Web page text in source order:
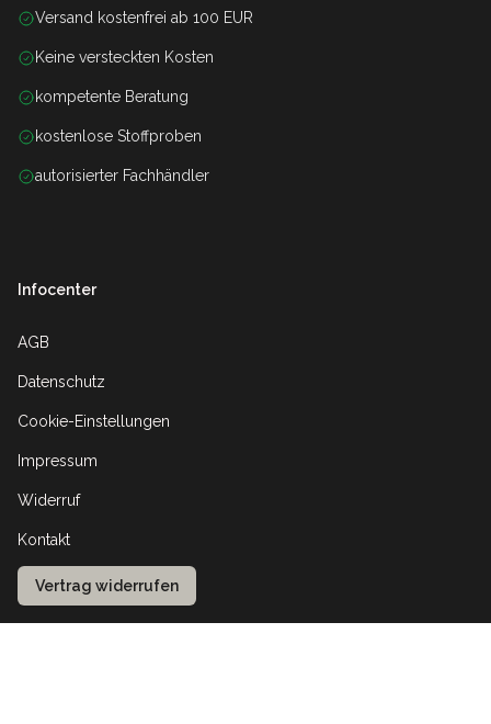
Versand kostenfrei ab 100 EUR
Keine versteckten Kosten
kompetente Beratung
kostenlose Stoffproben
autorisierter Fachhändler
Infocenter
AGB
Datenschutz
Cookie-Einstellungen
Impressum
Widerruf
Kontakt
Vertrag widerrufen